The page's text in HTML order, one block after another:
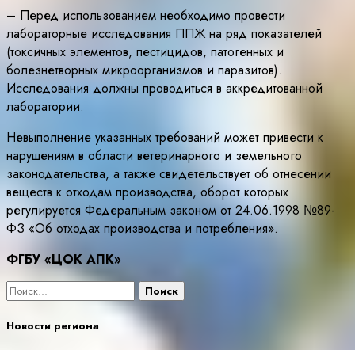
– Перед использованием необходимо провести
лабораторные исследования ППЖ на ряд показателей
(токсичных элементов, пестицидов, патогенных и
болезнетворных микроорганизмов и паразитов).
Исследования должны проводиться в аккредитованной
лаборатории.
Невыполнение указанных требований может привести к
нарушениям в области ветеринарного и земельного
законодательства, а также свидетельствует об отнесении
веществ к отходам производства, оборот которых
регулируется Федеральным законом от 24.06.1998 №89-
ФЗ «Об отходах производства и потребления».
ФГБУ «ЦОК АПК»
Найти:
Новости региона